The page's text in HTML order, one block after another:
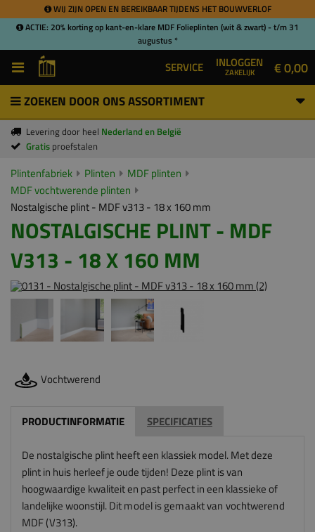
WIJ ZIJN OPEN EN BEREIKBAAR TIJDENS HET BOUWVERLOF
ACTIE: 20% korting op kant-en-klare MDF Folieplinten (wit & zwart) - t/m 31
augustus *
SERVICE INLOGGEN
ZAKELIJK € 0,00
ZOEKEN DOOR ONS ASSORTIMENT
Levering door heel Nederland en België
Gratis proefstalen
Plintenfabriek Plinten
MDF plinten
MDF vochtwerende plinten
Nostalgische plint - MDF v313 - 18 x 160 mm
NOSTALGISCHE PLINT - MDF
V313 - 18 X 160 MM
Vochtwerend
PRODUCTINFORMATIE SPECIFICATIES
De nostalgische plint heeft een klassiek model. Met deze
plint in huis herleef je oude tijden! Deze plint is van
hoogwaardige kwaliteit en past perfect in een klassieke of
landelijke woonstijl.Dit model is gemaakt van vochtwerend
MDF (V313).